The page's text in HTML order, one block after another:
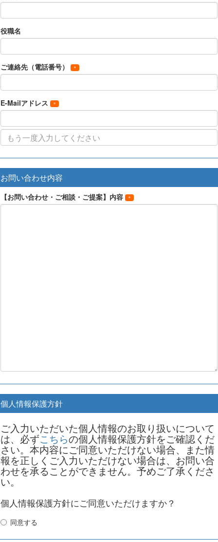
役職名
ご連絡先（電話番号）
E-Mailアドレス
お問い合わせ内容
【お問い合わせ・ご相談・ご提案】内容
個人情報保護方針
ご入力いただいた個人情報のお取り扱いについて
は、必ずこちらの個人情報保護方針をご確認くだ
さい。本内容にご同意いただけない場合、また情
報を正しくご入力いただけない場合は、お問い合
わせを承ることができません。予めご了承くださ
い。
個人情報保護方針にご同意いただけますか？
同意する